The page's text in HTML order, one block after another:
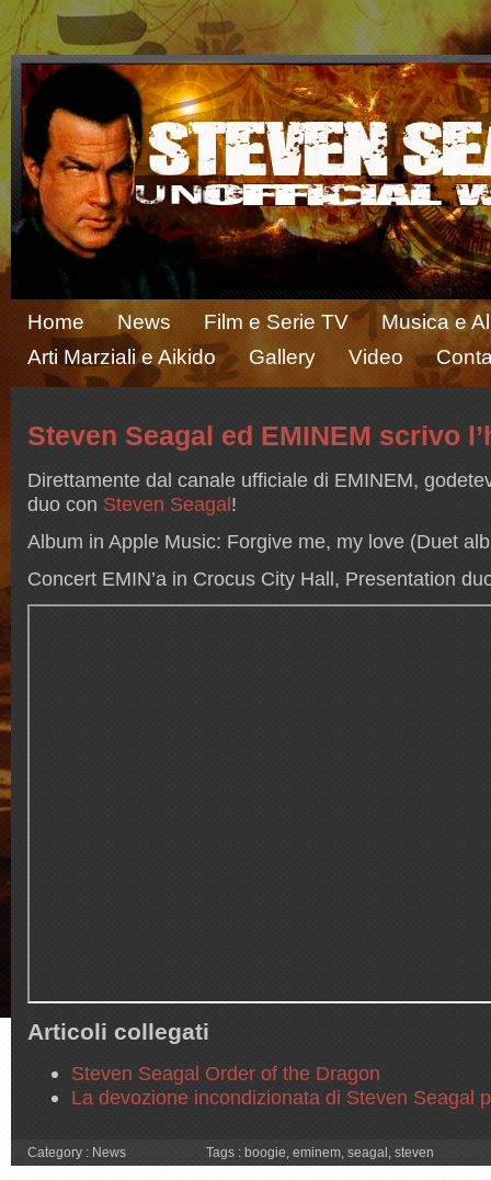
Home News Film e Serie TV
Musica e
Arti Marziali e Aikido
Gallery Video
Steven Seagal ed EMINEM scrivo
Direttamente dal canale ufficiale di EMINEM,
duo con Steven Seagal!
Album in Apple Music: Forgive me, my love (Duet
Concert EMIN’a in Crocus City Hall, Presentation
Articoli collegati
Steven Seagal Order of the Dragon
La devozione incondizionata di Steven Seagal
Category : News Tags : boogie, eminem, seagal , steven